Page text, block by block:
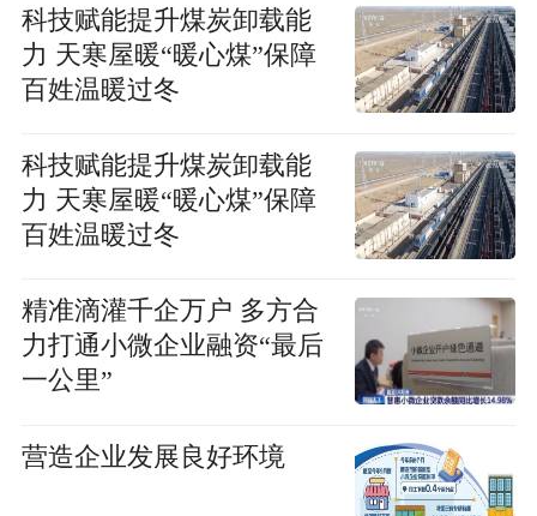
科技赋能提升煤炭卸载能
力 天寒屋暖“暖心煤”保障
百姓温暖过冬
科技赋能提升煤炭卸载能
力 天寒屋暖“暖心煤”保障
百姓温暖过冬
精准滴灌千企万户 多方合
力打通小微企业融资“最后
一公里”
营造企业发展良好环境